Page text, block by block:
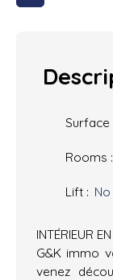
Surface
Rooms :
Lift : No
INTÉRIEUR
G&K immo
venez